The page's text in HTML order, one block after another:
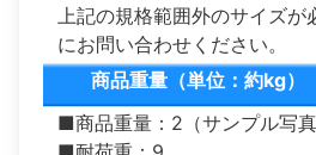
上記の規格範囲外のサイズ
にお問い合わせください。
商品重量（単位：約kg）
■商品重量：2（サンプル写真